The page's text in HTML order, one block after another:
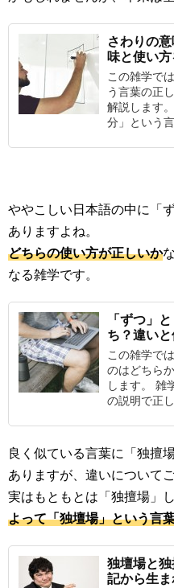
さわりの
味と使い方
この雑学で
う言葉の正
解説します
分」という
ややこしい日本語の中に「
ありますよね。
どちらの使い方が正しいか
なる雑学です。
「ずつ」
ち？違い
この雑学で
のはどちら
します。 雑
の説明で正
良く似ている言葉に「独擅
ありますが、違いについて
実はもともとは「独擅場」
よって「独壇場」という言
独壇場と
記から生